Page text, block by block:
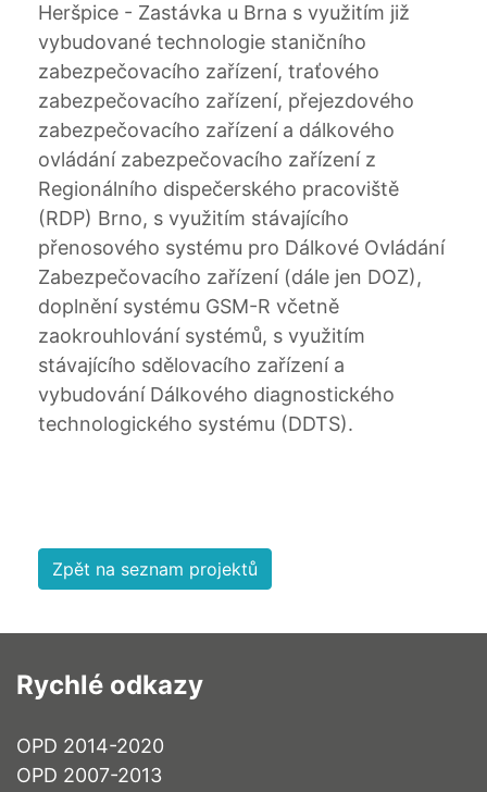
Heršpice - Zastávka u Brna s využitím již
vybudované technologie staničního
zabezpečovacího zařízení, traťového
zabezpečovacího zařízení, přejezdového
zabezpečovacího zařízení a dálkového
ovládání zabezpečovacího zařízení z
Regionálního dispečerského pracoviště
(RDP) Brno, s využitím stávajícího
přenosového systému pro Dálkové Ovládání
Zabezpečovacího zařízení (dále jen DOZ),
doplnění systému GSM-R včetně
zaokrouhlování systémů, s využitím
stávajícího sdělovacího zařízení a
vybudování Dálkového diagnostického
technologického systému (DDTS).
Zpět na seznam projektů
Rychlé odkazy
OPD 2014-2020
OPD 2007-2013